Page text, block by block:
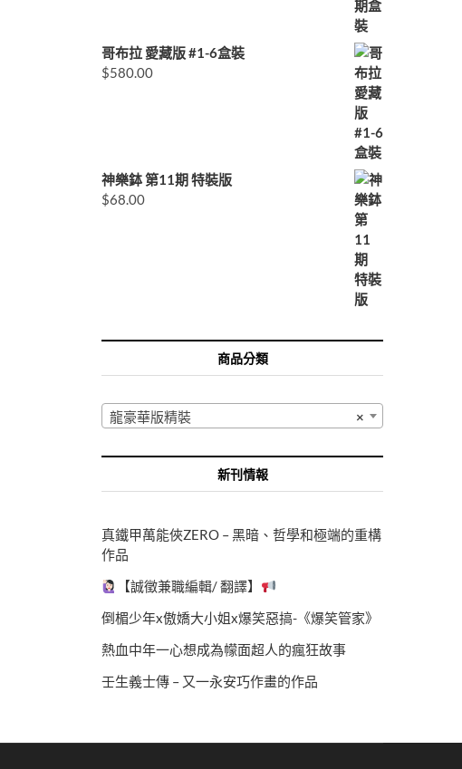
哥布拉 愛藏版 #1-6盒裝
$580.00
神樂鉢 第11期 特裝版
$68.00
商品分類
×
龍豪華版精裝
新刊情報
真鐵甲萬能俠ZERO – 黑暗、哲學和極端的重構
作品
【誠徵兼職編輯/ 翻譯】
倒楣少年x傲嬌大小姐x爆笑惡搞-《爆笑管家》
熱血中年一心想成為幪面超人的瘋狂故事
壬生義士傳 – 又一永安巧作畫的作品